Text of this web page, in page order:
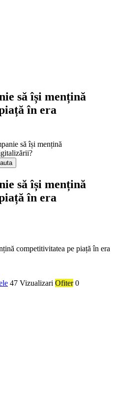
să își mențină
în era
să își mențină
să își mențină
în era
competitivitatea pe piață în era
47 Vizualizari Ofiter 0